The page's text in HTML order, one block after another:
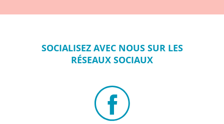
SOCIALISEZ AVEC NOUS SUR LES
RÉSEAUX SOCIAUX